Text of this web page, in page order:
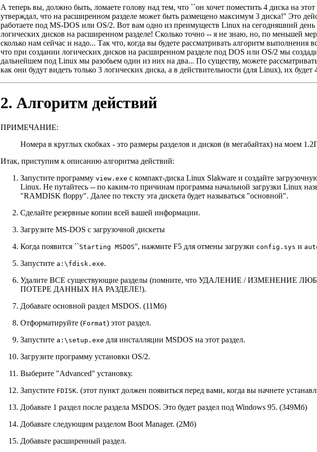
А теперь вы, должно быть, ломаете голову над тем, что ``он хочет поместить 4 диска на
утверждал, что на расширенном разделе может быть размещено максимум 3 диска!'' Это
работаете под MS-DOS или OS/2. Вот вам одно из преимуществ Linux на сегодняшний
логических дисков на расширенном разделе! Сколько точно -- я не знаю, но, по меньшей
сколько нам сейчас и надо... Так что, когда вы будете рассматривать алгоритм выполнения
что при создании логических дисков на расширенном разделе под DOS или OS/2 мы
дальнейшем под Linux мы разобьем один из них на два... По существу, можете
как они будут видеть только 3 логических диска, а в действительности (для Linux), их будет
2. Алгоритм действий
ПРИМЕЧАНИЕ:
Номера в круглых скобках - это размеры разделов и дисков (в мегабайтах) на моем
Итак, приступим к описанию алгоритма действий:
Запустите программуview.exe с компакт-диска Linux Slakware и создайте
Linux. Не путайтесь -- по каким-то причинам программа начальной загрузки Linux
"RAMDISK floppy". Далее по тексту эта дискета будет называться "основной".
Сделайте резервные копии всей вашей информации.
Загрузите MS-DOS с загрузочной дискеты
Когда появится ``Starting MSDOS'', нажмите F5 для отмены загрузки config.sys и
Запустите a:\fdisk.exe.
Удалите ВСЕ существующие разделы (помните, что УДАЛЕНИЕ / ИЗМЕНЕНИЕ
ПОТЕРЕ ДАННЫХ НА РАЗДЕЛЕ!).
Добавьте основной раздел MSDOS. (11Мб)
Отформатируйте (Format) этот раздел.
Запустите a:\setup.exe для инсталляции MSDOS на этот раздел.
Загрузите программу установки OS/2.
Выберите "Advanced" установку.
Запустите FDISK. (этот пункт должен появиться перед вами, когда вы начнете
Добавьте 1 раздел после раздела MSDOS. Это будет раздел под Windows 95. (349Мб)
Добавьте следующим разделом Boot Manager. (2Мб)
Добавьте расширенный раздел.